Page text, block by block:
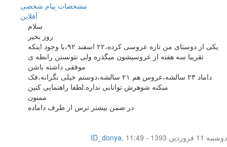
مشخصات پیام شخصی
آفلاين
سلام
روز بخیر
یکی از دوستای من تازه عروسی کرده،۲۲ اسفند ۹۲،با وجود اینکه
تقریبا سه هفته از عروسیشون میگذره ولی نتونستن رابطه ی
موفقی داشته باشن
داماد ۲۳ سالشه،عروس هم ۲۱ سالشه،دوستم خیلی نگرانه،فک
میکنه شوهرش توانایی نداره.لطفا راهنمایی کنین
ممنون
در ضمن بیشتر ترس از طرف داماده
ID_donya,
دوشنبه 11 فروردین 1393 - 11:49